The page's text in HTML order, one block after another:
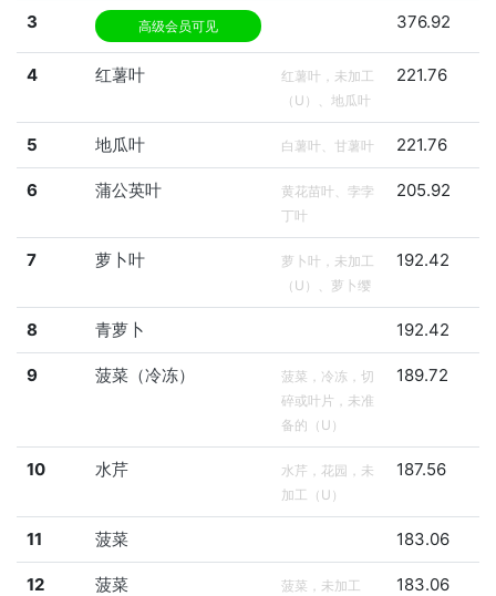
3 高级会员可见 376.92
4 红薯叶
红薯叶，未加工
（U）、地瓜叶
221.76
5 地瓜叶 白薯叶、甘薯叶 221.76
6 蒲公英叶
黄花苗叶、孛孛
丁叶
205.92
7 萝卜叶
萝卜叶，未加工
（U）、萝卜缨
192.42
8 青萝卜 192.42
9 菠菜（冷冻）
菠菜，冷冻，切
碎或叶片，未准
备的（U）
189.72
10 水芹
水芹，花园，未
加工（U）
187.56
11 菠菜 183.06
12 菠菜
菠菜，未加工
183.06